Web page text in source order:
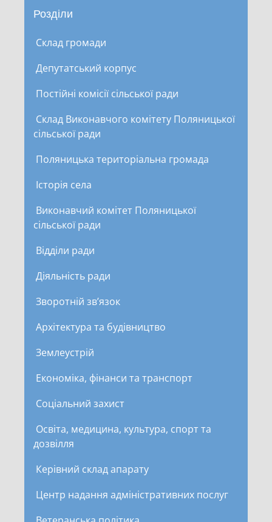
Розділи
Склад громади
Депутатський корпус
Постійні комісії сільської ради
Склад Виконавчого комітету Поляницької
сільської ради
Поляницька територіальна громада
Історія села
Виконавчий комітет Поляницької
сільської ради
Відділи ради
Діяльність ради
Зворотній зв’язок
Архітектура та будівництво
Землеустрій
Економіка, фінанси та транспорт
Соціальний захист
Освіта, медицина, культура, спорт та
дозвілля
Керівний склад апарату
Центр надання адміністративних послуг